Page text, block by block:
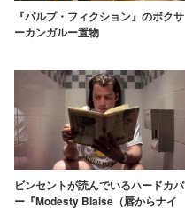
『パルプ・フィクション』のボクサ
ーカンガルー置物
ビンセントが読んでいるハードカバ
ー『Modesty Blaise（唇からナイ